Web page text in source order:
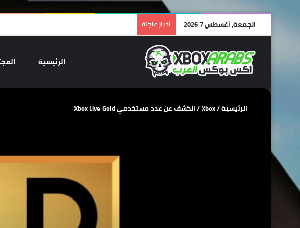
الجمعة, أغسطس 7 2026 أخبار عاجلة
الرئيسية
الرئيسية/
Xbox
/الكشف عن عدد مستخدمي Xbox Live Gold